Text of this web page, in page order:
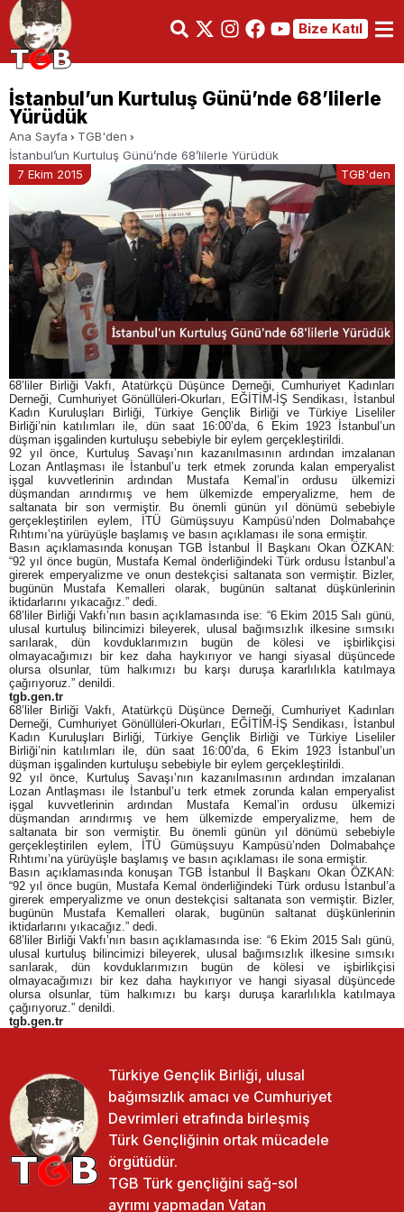
Bize Katıl
İstanbul’un Kurtuluş Günü’nde 68’lilerle
Yürüdük
Ana Sayfa
TGB'den
İstanbul’un Kurtuluş Günü’nde 68’lilerle Yürüdük
7 Ekim 2015
TGB'den
68’liler Birliği Vakfı, Atatürkçü Düşünce Derneği, Cumhuriyet Kadınları
Derneği, Cumhuriyet Gönüllüleri-Okurları, EĞİTİM-İŞ Sendikası, İstanbul
Kadın Kuruluşları Birliği, Türkiye Gençlik Birliği ve Türkiye Liseliler
Birliği’nin katılımları ile, dün saat 16:00’da, 6 Ekim 1923 İstanbul’un
düşman işgalinden kurtuluşu sebebiyle bir eylem gerçekleştirildi.
92 yıl önce, Kurtuluş Savaşı’nın kazanılmasının ardından imzalanan
Lozan Antlaşması ile İstanbul’u terk etmek zorunda kalan emperyalist
işgal kuvvetlerinin ardından Mustafa Kemal’in ordusu ülkemizi
düşmandan arındırmış ve hem ülkemizde emperyalizme, hem de
saltanata bir son vermiştir. Bu önemli günün yıl dönümü sebebiyle
gerçekleştirilen eylem, İTÜ Gümüşsuyu Kampüsü’nden Dolmabahçe
Rıhtımı’na yürüyüşle başlamış ve basın açıklaması ile sona ermiştir.
Basın açıklamasında konuşan TGB İstanbul İl Başkanı Okan ÖZKAN:
“92 yıl önce bugün, Mustafa Kemal önderliğindeki Türk ordusu İstanbul’a
girerek emperyalizme ve onun destekçisi saltanata son vermiştir. Bizler,
bugünün Mustafa Kemalleri olarak, bugünün saltanat düşkünlerinin
iktidarlarını yıkacağız.” dedi.
68’liler Birliği Vakfı’nın basın açıklamasında ise: “6 Ekim 2015 Salı günü,
ulusal kurtuluş bilincimizi bileyerek, ulusal bağımsızlık ilkesine sımsıkı
sarılarak, dün kovduklarımızın bugün de kölesi ve işbirlikçisi
olmayacağımızı bir kez daha haykırıyor ve hangi siyasal düşüncede
olursa olsunlar, tüm halkımızı bu karşı duruşa kararlılıkla katılmaya
çağırıyoruz.” denildi.
tgb.gen.tr
68’liler Birliği Vakfı, Atatürkçü Düşünce Derneği, Cumhuriyet Kadınları
Derneği, Cumhuriyet Gönüllüleri-Okurları, EĞİTİM-İŞ Sendikası, İstanbul
Kadın Kuruluşları Birliği, Türkiye Gençlik Birliği ve Türkiye Liseliler
Birliği’nin katılımları ile, dün saat 16:00’da, 6 Ekim 1923 İstanbul’un
düşman işgalinden kurtuluşu sebebiyle bir eylem gerçekleştirildi.
92 yıl önce, Kurtuluş Savaşı’nın kazanılmasının ardından imzalanan
Lozan Antlaşması ile İstanbul’u terk etmek zorunda kalan emperyalist
işgal kuvvetlerinin ardından Mustafa Kemal’in ordusu ülkemizi
düşmandan arındırmış ve hem ülkemizde emperyalizme, hem de
saltanata bir son vermiştir. Bu önemli günün yıl dönümü sebebiyle
gerçekleştirilen eylem, İTÜ Gümüşsuyu Kampüsü’nden Dolmabahçe
Rıhtımı’na yürüyüşle başlamış ve basın açıklaması ile sona ermiştir.
Basın açıklamasında konuşan TGB İstanbul İl Başkanı Okan ÖZKAN:
“92 yıl önce bugün, Mustafa Kemal önderliğindeki Türk ordusu İstanbul’a
girerek emperyalizme ve onun destekçisi saltanata son vermiştir. Bizler,
bugünün Mustafa Kemalleri olarak, bugünün saltanat düşkünlerinin
iktidarlarını yıkacağız.” dedi.
68’liler Birliği Vakfı’nın basın açıklamasında ise: “6 Ekim 2015 Salı günü,
ulusal kurtuluş bilincimizi bileyerek, ulusal bağımsızlık ilkesine sımsıkı
sarılarak, dün kovduklarımızın bugün de kölesi ve işbirlikçisi
olmayacağımızı bir kez daha haykırıyor ve hangi siyasal düşüncede
olursa olsunlar, tüm halkımızı bu karşı duruşa kararlılıkla katılmaya
çağırıyoruz.” denildi.
tgb.gen.tr
Türkiye Gençlik Birliği, ulusal
bağımsızlık amacı ve Cumhuriyet
Devrimleri etrafında birleşmiş
Türk Gençliğinin ortak mücadele
örgütüdür.
TGB Türk gençliğini sağ-sol
ayrımı yapmadan Vatan